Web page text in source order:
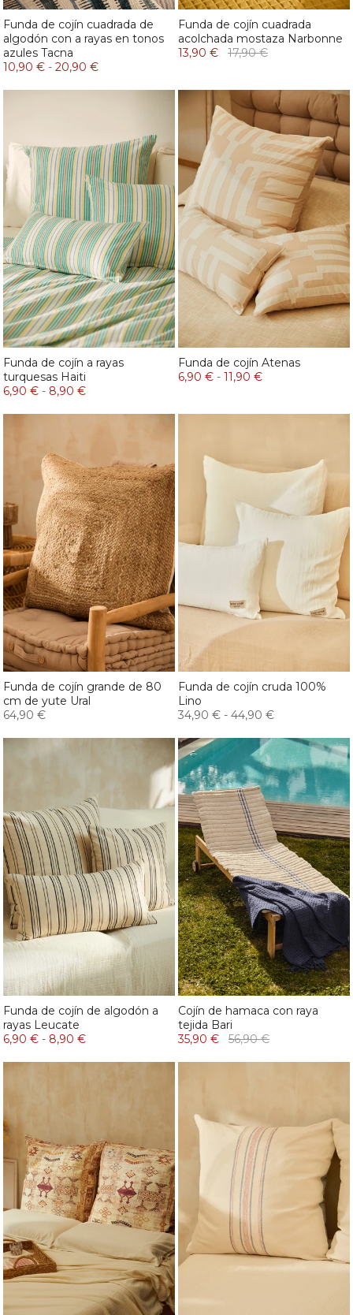
Funda de cojín cuadrada de
algodón con a rayas en tonos
azules Tacna
10,90 € - 20,90 €
Funda de cojín cuadrada
acolchada mostaza Narbonne
13,90 €
17,90 €
Funda de cojín a rayas
turquesas Haiti
6,90 € - 8,90 €
Funda de cojín Atenas
6,90 € - 11,90 €
Funda de cojín grande de 80
cm de yute Ural
64,90 €
Funda de cojín cruda 100%
Lino
34,90 € - 44,90 €
Funda de cojín de algodón a
rayas Leucate
6,90 € - 8,90 €
Cojín de hamaca con raya
tejida Bari
35,90 €
56,90 €